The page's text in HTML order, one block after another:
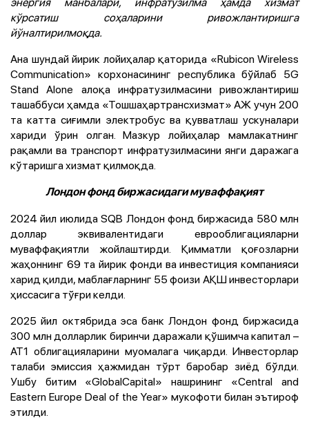
кўрсатиш соҳаларини ривожлантиришга
йўналтирилмоқда.
Ана шундай йирик лойиҳалар қаторида «Rubicon Wireless
Communication» корхонасининг республика бўйлаб 5G
Stand Alone алоқа инфратузилмасини ривожлантириш
ташаббуси ҳамда «Тошшаҳартрансхизмат» АЖ учун 200
та катта сиғимли электробус ва қувватлаш ускуналари
хариди ўрин олган. Мазкур лойиҳалар мамлакатнинг
рақамли ва транспорт инфратузилмасини янги даражага
кўтаришга хизмат қилмоқда.
Лондон фонд биржасидаги муваффақият
2024 йил июлида SQB Лондон фонд биржасида 580 млн
доллар эквивалентидаги еврооблигацияларни
муваффақиятли жойлаштирди. Қимматли қоғозларни
жаҳоннинг 69 та йирик фонди ва инвестиция компанияси
харид қилди, маблағларнинг 55 фоизи АҚШ инвесторлари
ҳиссасига тўғри келди.
2025 йил октябрида эса банк Лондон фонд биржасида
300 млн долларлик биринчи даражали қўшимча капитал –
AT1 облигацияларини муомалага чиқарди. Инвесторлар
талаби эмиссия ҳажмидан тўрт баробар зиёд бўлди.
Ушбу битим «GlobalCapital» нашрининг «Central and
Eastern Europe Deal of the Year» мукофоти билан эътироф
этилди.